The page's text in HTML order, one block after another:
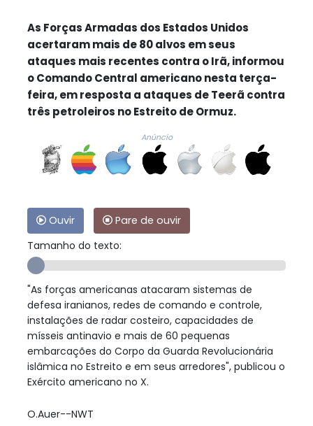
As Forças Armadas dos Estados Unidos
acertaram mais de 80 alvos em seus
ataques mais recentes contra o Irã, informou
o Comando Central americano nesta terça-
feira, em resposta a ataques de Teerã contra
três petroleiros no Estreito de Ormuz.
Anúncio
Ouvir
Pare de ouvir
Tamanho do texto:
"As forças americanas atacaram sistemas de
defesa iranianos, redes de comando e controle,
instalações de radar costeiro, capacidades de
mísseis antinavio e mais de 60 pequenas
embarcações do Corpo da Guarda Revolucionária
islâmica no Estreito e em seus arredores", publicou o
Exército americano no X.
O.Auer--NWT